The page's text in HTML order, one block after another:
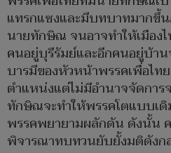
แทรกแซงและมีบทบาทมากขึ้
นายทักษิณ จนอาจทำให้เมือง
คนอยู่บุรีรัมย์และอีกคนอยู่บ้า
บารมีของหัวหน้าพรรคเพื่อไ
ตำแหน่งแต่ไม่มีอำนาจจัดการ
ทักษิณจะทำให้พรรคโตแบบเ
พรรคพยายามผลักดัน ดังนั้น
พิจารณาทบทวนยับยั้งมติดังก